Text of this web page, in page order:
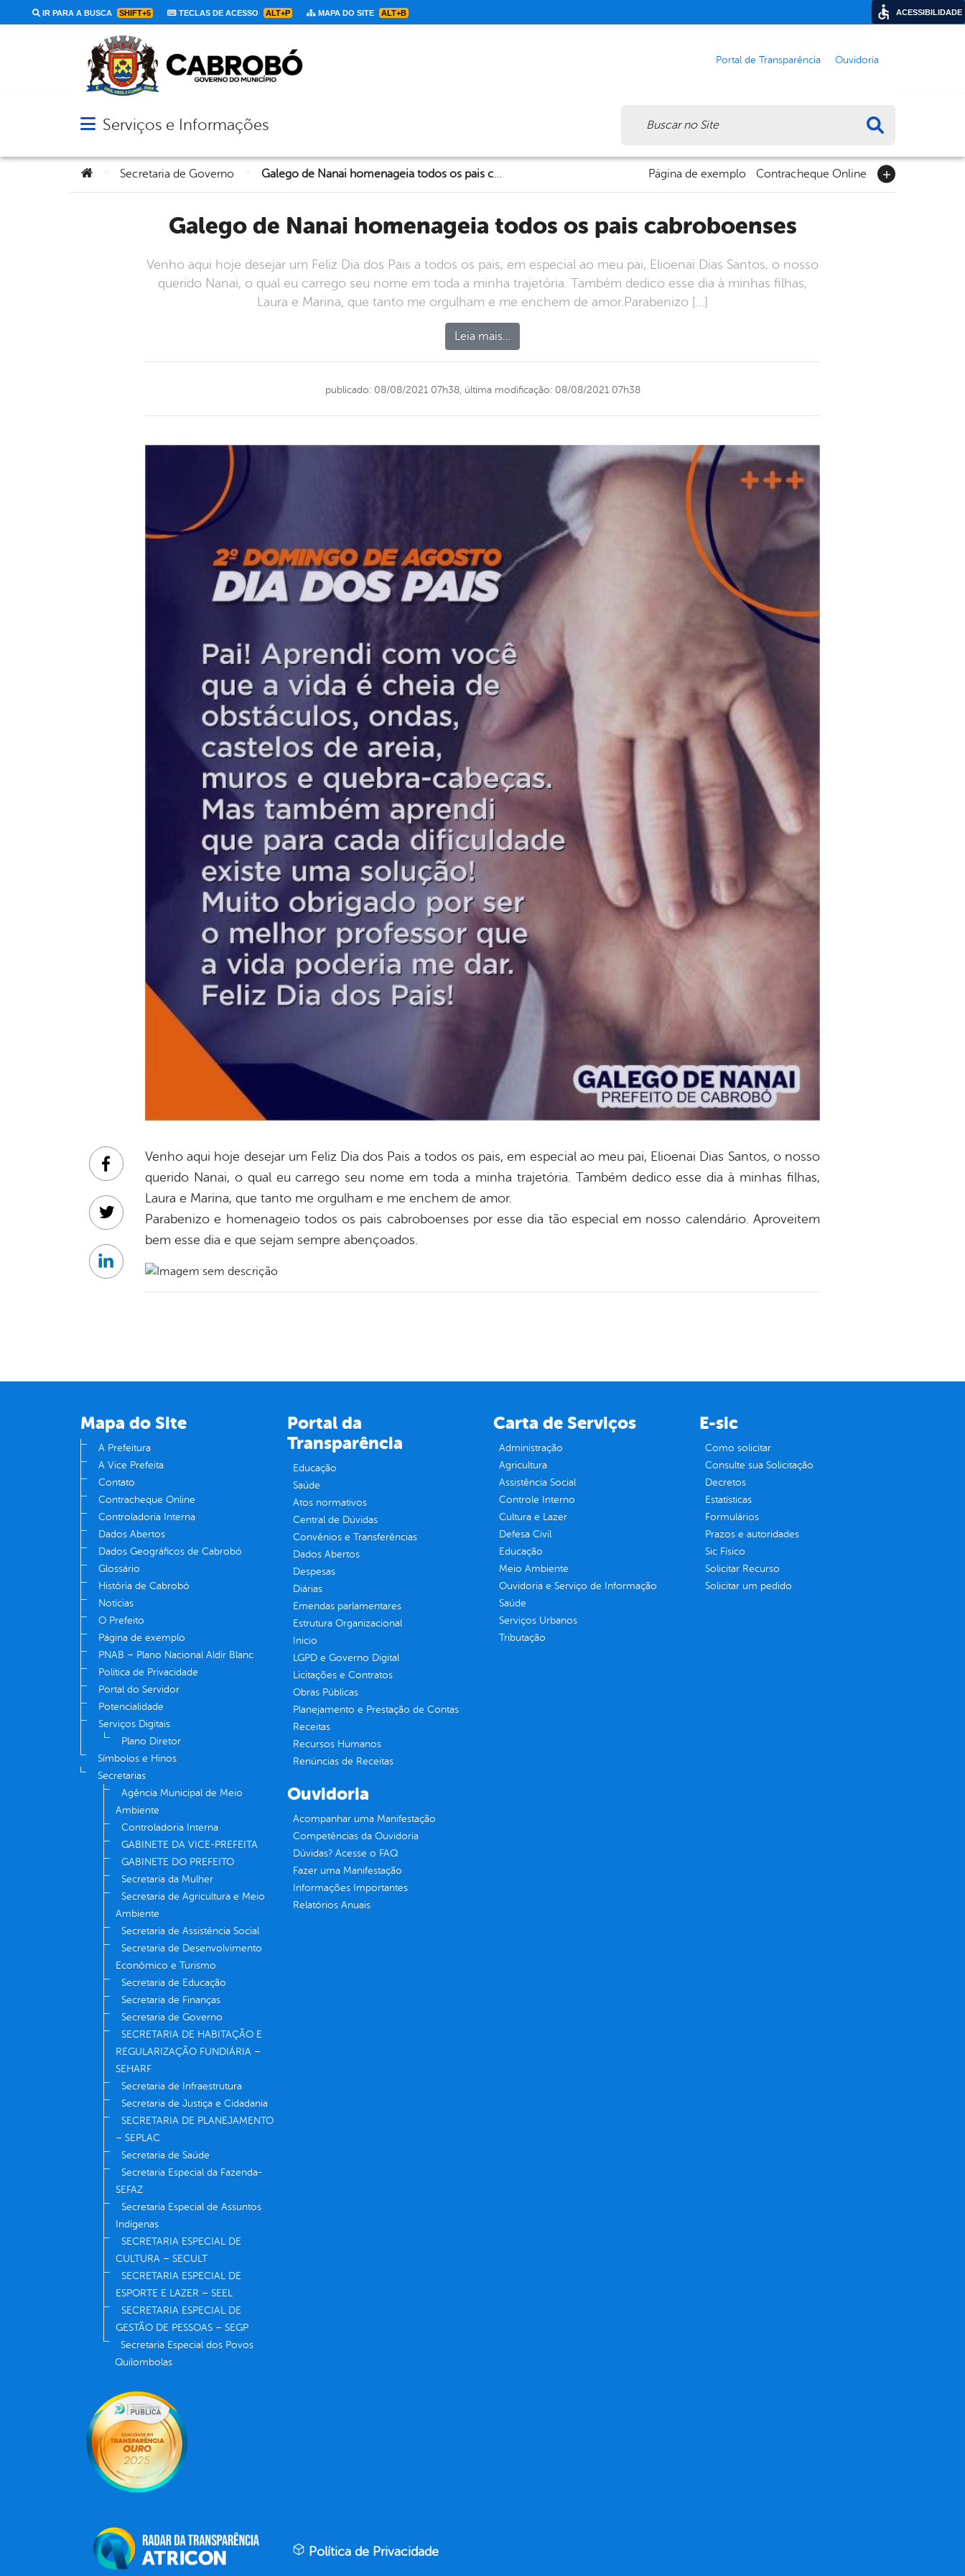
IR PARA A BUSCA SHIFT+5 TECLAS DE ACESSO ALT+P MAPA DO SITE ALT+B
Portal de Transparência Ouvidoria
Abrir menu principal de navegação
Serviços e Informações
Você está aqui:Secretaria de Governo Galego de Nanai homenageia todos os pais cabroboenses Página de exemplo Contracheque Online
Galego de Nanai homenageia todos os pais cabroboenses
Venho aqui hoje desejar um Feliz Dia dos Pais a todos os pais, em especial ao meu pai, Elioenai Dias Santos, o nosso
querido Nanai, o qual eu carrego seu nome em toda a minha trajetória. Também dedico esse dia à minhas filhas,
Laura e Marina, que tanto me orgulham e me enchem de amor.Parabenizo […]
Leia mais…
publicado: 08/08/2021 07h38, última modificação: 08/08/2021 07h38
Venho aqui hoje desejar um Feliz Dia dos Pais a todos os pais, em especial ao meu pai, Elioenai Dias Santos, o nosso
querido Nanai, o qual eu carrego seu nome em toda a minha trajetória. Também dedico esse dia à minhas filhas,
Laura e Marina, que tanto me orgulham e me enchem de amor.
Parabenizo e homenageio todos os pais cabroboenses por esse dia tão especial em nosso calendário. Aproveitem
bem esse dia e que sejam sempre abençoados.
Facebook
Twitter
Linkedin
Mapa do Site
A Prefeitura
A Vice Prefeita
Contato
Contracheque Online
Controladoria Interna
Dados Abertos
Dados Geográficos de Cabrobó
Glossário
História de Cabrobó
Notícias
O Prefeito
Página de exemplo
PNAB – Plano Nacional Aldir Blanc
Política de Privacidade
Portal do Servidor
Potencialidade
Serviços Digitais
Plano Diretor
Símbolos e Hinos
Secretarias
Agência Municipal de Meio
Ambiente
Controladoria Interna
GABINETE DA VICE-PREFEITA
GABINETE DO PREFEITO
Secretaria da Mulher
Secretaria de Agricultura e Meio
Ambiente
Secretaria de Assistência Social
Secretaria de Desenvolvimento
Econômico e Turismo
Secretaria de Educação
Secretaria de Finanças
Secretaria de Governo
SECRETARIA DE HABITAÇÃO E
REGULARIZAÇÃO FUNDIÁRIA –
SEHARF
Secretaria de Infraestrutura
Secretaria de Justiça e Cidadania
SECRETARIA DE PLANEJAMENTO
– SEPLAC
Secretaria de Saúde
Secretaria Especial da Fazenda-
SEFAZ
Secretaria Especial de Assuntos
Indígenas
SECRETARIA ESPECIAL DE
CULTURA – SECULT
SECRETARIA ESPECIAL DE
ESPORTE E LAZER – SEEL
SECRETARIA ESPECIAL DE
GESTÃO DE PESSOAS – SEGP
Secretaria Especial dos Povos
Quilombolas
Portal da
Transparência
Educação
Saúde
Atos normativos
Central de Dúvidas
Convênios e Transferências
Dados Abertos
Despesas
Diárias
Emendas parlamentares
Estrutura Organizacional
Inicio
LGPD e Governo Digital
Licitações e Contratos
Obras Públicas
Planejamento e Prestação de Contas
Receitas
Recursos Humanos
Renúncias de Receitas
Carta de Serviços
Administração
Agricultura
Assistência Social
Controle Interno
Cultura e Lazer
Defesa Civil
Educação
Meio Ambiente
Ouvidoria e Serviço de Informação
Saúde
Serviços Urbanos
Tributação
E-sic
Como solicitar
Consulte sua Solicitação
Decretos
Estatísticas
Formulários
Prazos e autoridades
Sic Físico
Solicitar Recurso
Solicitar um pedido
Ouvidoria
Acompanhar uma Manifestação
Competências da Ouvidoria
Dúvidas? Acesse o FAQ
Fazer uma Manifestação
Informações Importantes
Relatórios Anuais
Política de Privacidade
ACESSIBILIDADE